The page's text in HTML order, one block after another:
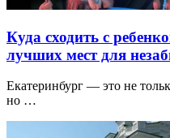
Куда сходить с
лучших мест для
Екатеринбург — это не
но …